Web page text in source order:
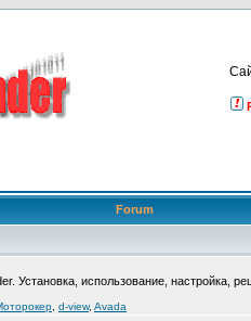
Forum
Установка, использование, настройка,
d-view, Avada